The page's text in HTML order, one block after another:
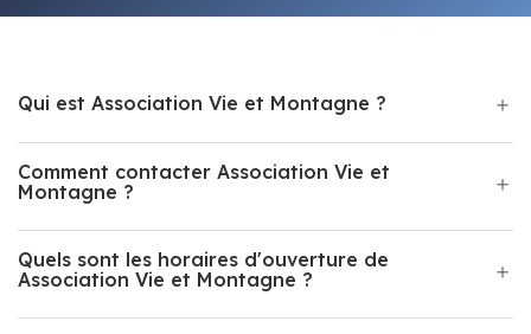
Qui est Association Vie et Montagne ?
Comment contacter Association Vie et
Montagne ?
Quels sont les horaires d'ouverture de
Association Vie et Montagne ?